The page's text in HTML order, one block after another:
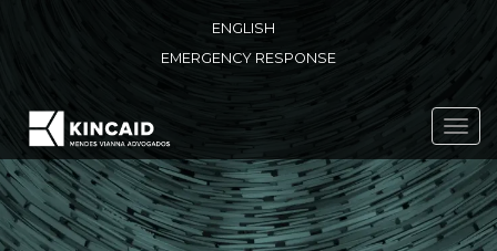
ENGLISH
EMERGENCY RESPONSE